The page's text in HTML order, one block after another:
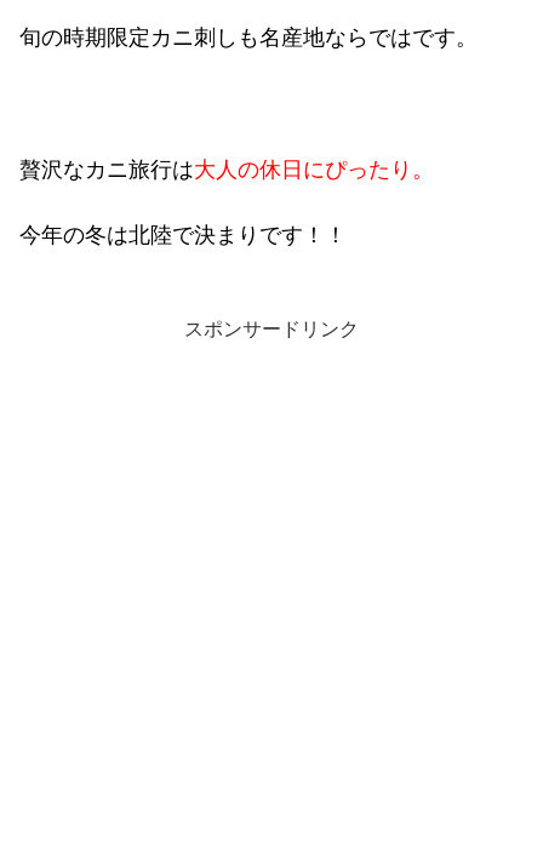
旬の時期限定カニ刺しも名産地ならではです。
贅沢なカニ旅行は大人の休日にぴったり。
今年の冬は北陸で決まりです！！
スポンサードリンク